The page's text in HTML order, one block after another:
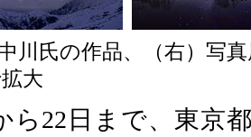
中川氏の作品、（右）写
大
ら22日まで、東京